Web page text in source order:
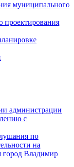
муниципального
проектирования
администрации
с
по
на
город Владимир